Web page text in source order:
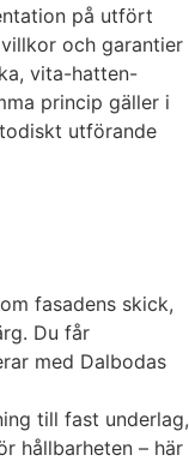
på utfört
och garantier
vita-hatten-
princip gäller i
utförande
fasadens skick,
Du får
med Dalbodas
till fast underlag,
hållbarheten – här